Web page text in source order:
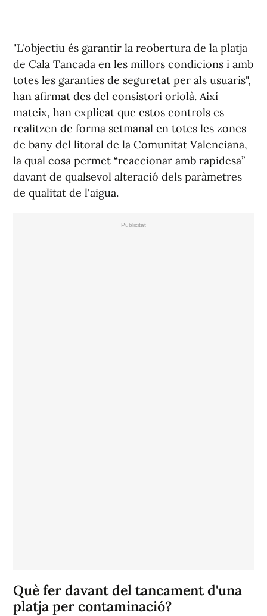
"L'objectiu és garantir la reobertura de la platja
de Cala Tancada en les millors condicions i amb
totes les garanties de seguretat per als usuaris",
han afirmat des del consistori oriolà. Així
mateix, han explicat que estos controls es
realitzen de forma setmanal en totes les zones
de bany del litoral de la Comunitat Valenciana,
la qual cosa permet “reaccionar amb rapidesa”
davant de qualsevol alteració dels paràmetres
de qualitat de l'aigua.
Què fer davant del tancament d'una
platja per contaminació?